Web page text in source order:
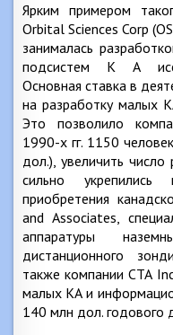
Ярким примером
Orbital Sciences Corp
занималась
подсистем К А
Основная ставка в
на разработку малых
Это позволило
1990-х гг. 1150
дол.), увеличить
сильно
приобретения
and Associates,
аппаратуры
дистанционного
также компании СТА
малых КА и
140 млн дол. годового